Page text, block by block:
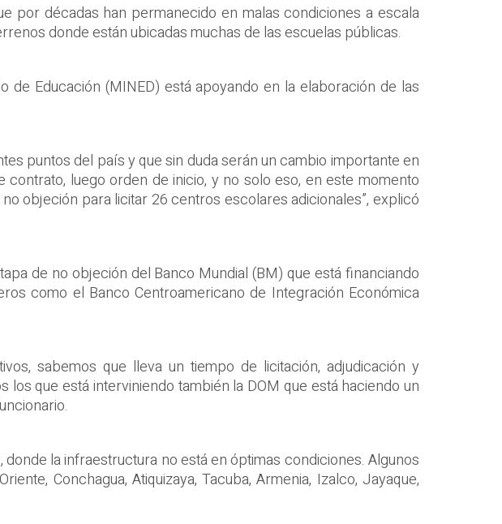
por décadas han permanecido en malas condiciones a escala
donde están ubicadas muchas de las escuelas públicas.
Educación (MINED) está apoyando en la elaboración de las
puntos del país y que sin duda serán un cambio importante en
luego orden de inicio, y no solo eso, en este momento
objeción para licitar 26 centros escolares adicionales”, explicó
de no objeción del Banco Mundial (BM) que está financiando
como el Banco Centroamericano de Integración Económica
sabemos que lleva un tiempo de licitación, adjudicación y
que está interviniendo también la DOM que está haciendo un
la infraestructura no está en óptimas condiciones. Algunos
Conchagua, Atiquizaya, Tacuba, Armenia, Izalco, Jayaque,